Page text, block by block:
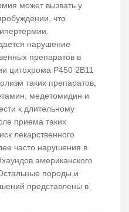
может вызвать у
что
нарушение
препаратов в
цитохрома P450 2B11
таких препаратов,
медетомидин и
к длительному
приема таких
лекарственного
часто нарушения в
американского
породы и
представлены в